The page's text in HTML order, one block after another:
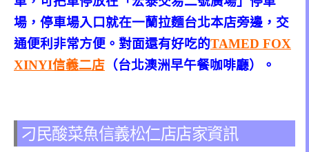
場，停車場入口就在一蘭拉麵台北本店旁邊，交
通便利非常方便。對面還有好吃的TAMED FOX
XINYI信義二店 （台北澳洲早午餐咖啡廳）。
刁民酸菜魚信義松仁店店家資訊